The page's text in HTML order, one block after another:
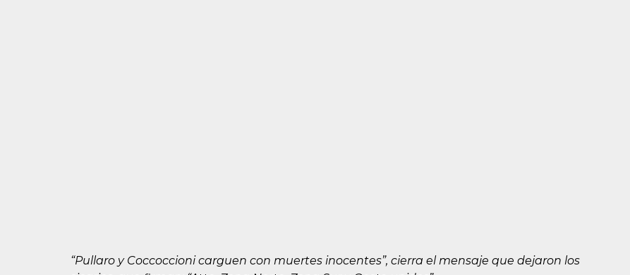
“Pullaro y Coccoccioni carguen con muertes inocentes”, cierra el mensaje que dejaron los